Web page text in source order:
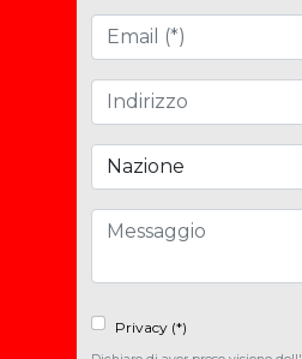
Email (*)
Indirizzo
Nazione
Messaggio
Privacy (*)